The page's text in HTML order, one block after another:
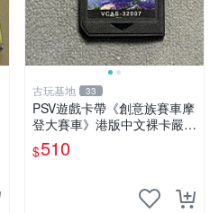
古玩基地 33
PSV遊戲卡帶《創意族賽車摩
登大賽車》港版中文裸卡嚴選
推薦，實測無誤跑順暢行。僅
限Sony PSP機器使用，其他
$510